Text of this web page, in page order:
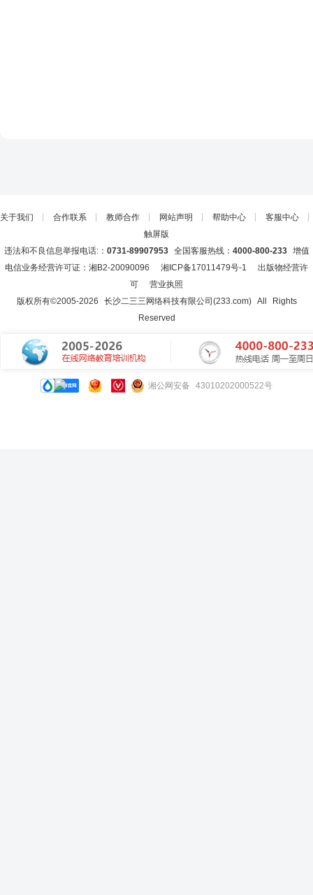
关于我们 ┊ 合作联系 ┊ 教师合作 ┊ 网站声明 ┊ 帮助中心 ┊ 客服中心 ┊
触屏版
违法和不良信息举报电话:： 0731-89907953全国客服热线： 4000-800-233增值
电信业务经营许可证：湘B2-20090096 湘ICP备17011479号-1
出版物经营许
可
营业执照
版权所有©2005-2026 长沙二三三网络科技有限公司(233.com)All Rights
Reserved
湘公网安备 43010202000522号